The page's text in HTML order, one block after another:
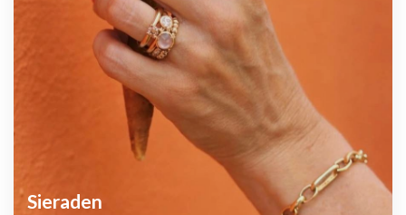
Sieraden